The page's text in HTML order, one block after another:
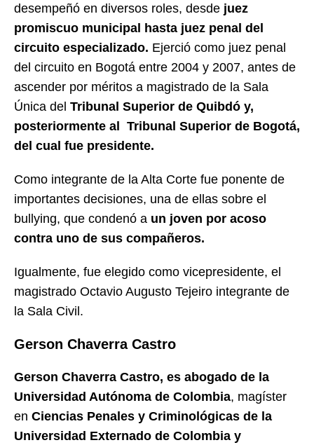
desempeñó en diversos roles, desde juez
promiscuo municipal hasta juez penal del
circuito especializado. Ejerció como juez penal
del circuito en Bogotá entre 2004 y 2007, antes de
ascender por méritos a magistrado de la Sala
Única del Tribunal Superior de Quibdó y,
posteriormente al Tribunal Superior de Bogotá,
del cual fue presidente.
Como integrante de la Alta Corte fue ponente de
importantes decisiones, una de ellas sobre el
bullying, que condenó a un joven por acoso
contra uno de sus compañeros.
Igualmente, fue elegido como vicepresidente, el
magistrado Octavio Augusto Tejeiro integrante de
la Sala Civil.
Gerson Chaverra Castro
Gerson Chaverra Castro, es abogado de la
Universidad Autónoma de Colombia, magíster
en Ciencias Penales y Criminológicas de la
Universidad Externado de Colombia y